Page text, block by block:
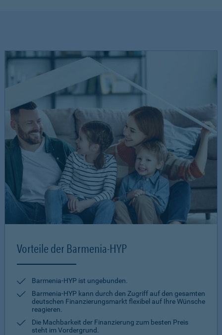
Vorteile der Barmenia-HYP
Barmenia-HYP ist ungebunden.
Barmenia-HYP kann durch den Zugriff auf den gesamten
deutschen Finanzierungsmarkt flexibel auf Ihre Wünsche
reagieren.
Die Machbarkeit der Finanzierung zum besten Preis
steht im Vordergrund.